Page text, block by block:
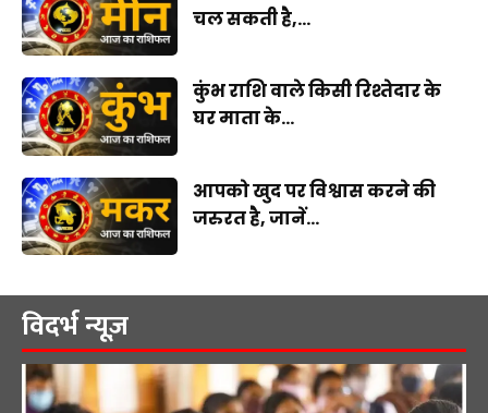
चल सकती है,...
कुंभ राशि वाले किसी रिश्तेदार के
घर माता के...
आपको खुद पर विश्वास करने की
जरुरत है, जानें...
विदर्भ न्यूज़